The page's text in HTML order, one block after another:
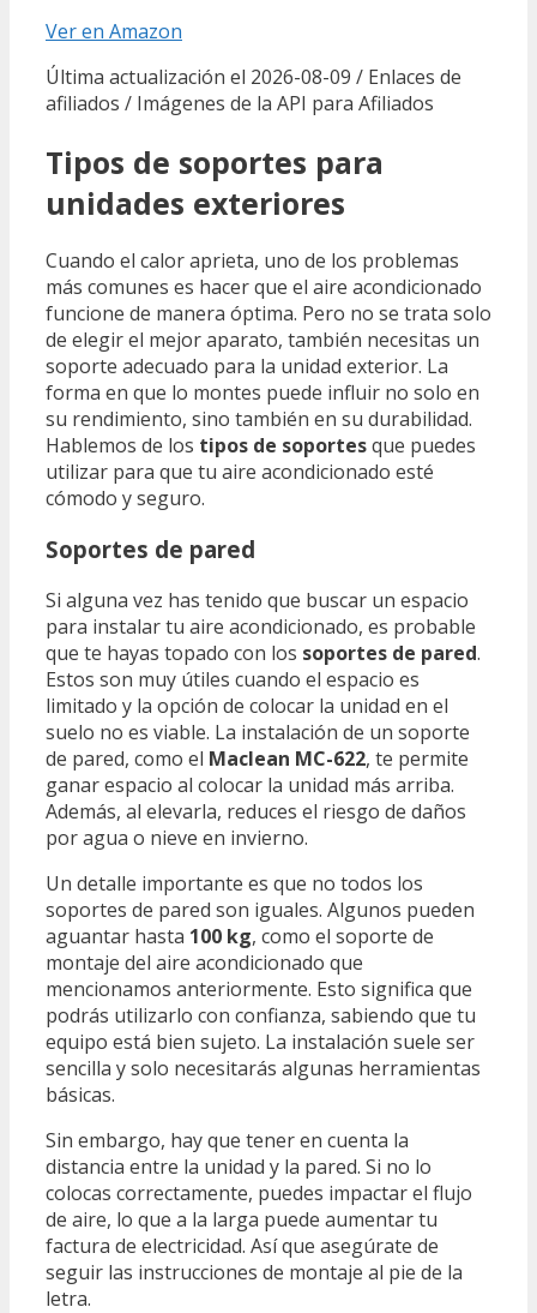
Ver en Amazon
Última actualización el 2026-08-09 / Enlaces de
afiliados / Imágenes de la API para Afiliados
Tipos de soportes para
unidades exteriores
Cuando el calor aprieta, uno de los problemas
más comunes es hacer que el aire acondicionado
funcione de manera óptima. Pero no se trata solo
de elegir el mejor aparato, también necesitas un
soporte adecuado para la unidad exterior. La
forma en que lo montes puede influir no solo en
su rendimiento, sino también en su durabilidad.
Hablemos de los tipos de soportesque puedes
utilizar para que tu aire acondicionado esté
cómodo y seguro.
Soportes de pared
Si alguna vez has tenido que buscar un espacio
para instalar tu aire acondicionado, es probable
que te hayas topado con los soportes de pared.
Estos son muy útiles cuando el espacio es
limitado y la opción de colocar la unidad en el
suelo no es viable. La instalación de un soporte
de pared, como el Maclean MC-622, te permite
ganar espacio al colocar la unidad más arriba.
Además, al elevarla, reduces el riesgo de daños
por agua o nieve en invierno.
Un detalle importante es que no todos los
soportes de pared son iguales. Algunos pueden
aguantar hasta 100 kg, como el soporte de
montaje del aire acondicionado que
mencionamos anteriormente. Esto significa que
podrás utilizarlo con confianza, sabiendo que tu
equipo está bien sujeto. La instalación suele ser
sencilla y solo necesitarás algunas herramientas
básicas.
Sin embargo, hay que tener en cuenta la
distancia entre la unidad y la pared. Si no lo
colocas correctamente, puedes impactar el flujo
de aire, lo que a la larga puede aumentar tu
factura de electricidad. Así que asegúrate de
seguir las instrucciones de montaje al pie de la
letra.